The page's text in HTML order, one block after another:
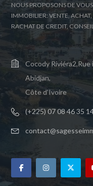
NOUS PROPOSONS DE
IMMOBILIER: VENTE,
RACHAT DE CREDIT,
Cocody Riviéra2,Rue
Abidjan,
Côte d'Ivoire
(+225) 07 08 46 35